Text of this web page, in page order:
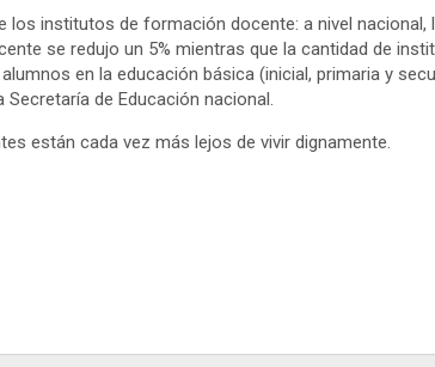
institutos de formación docente: a nivel nacional,
se redujo un 5% mientras que la cantidad de
en la educación básica (inicial, primaria y
de Educación nacional.
están cada vez más lejos de vivir dignamente.